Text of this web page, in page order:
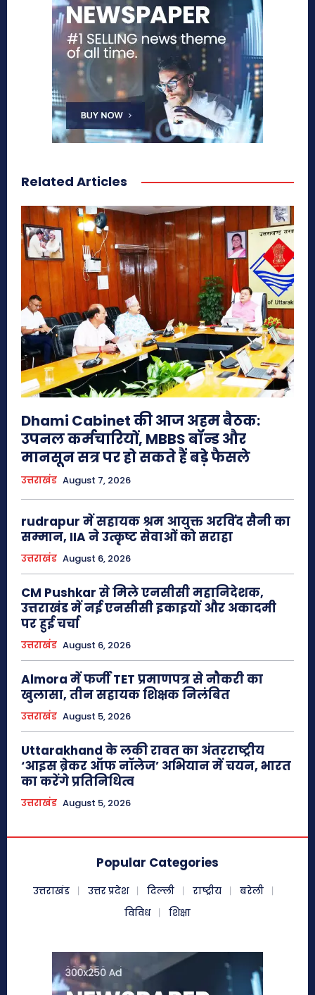
Related Articles
Dhami Cabinet की आज अहम बैठक:
उपनल कर्मचारियों, MBBS बॉन्ड और
मानसून सत्र पर हो सकते हैं बड़े फैसले
उत्तराखंड August 7, 2026
rudrapur में सहायक श्रम आयुक्त अरविंद सैनी का
सम्मान, IIA ने उत्कृष्ट सेवाओं को सराहा
उत्तराखंड August 6, 2026
CM Pushkar से मिले एनसीसी महानिदेशक,
उत्तराखंड में नई एनसीसी इकाइयों और अकादमी
पर हुई चर्चा
उत्तराखंड August 6, 2026
Almora में फर्जी TET प्रमाणपत्र से नौकरी का
खुलासा, तीन सहायक शिक्षक निलंबित
उत्तराखंड August 5, 2026
Uttarakhand के लकी रावत का अंतरराष्ट्रीय
‘आइस ब्रेकर ऑफ नॉलेज’ अभियान में चयन, भारत
का करेंगे प्रतिनिधित्व
उत्तराखंड August 5, 2026
Popular Categories
उत्तराखंड उत्तर प्रदेश दिल्ली राष्ट्रीय
बरेली
विविध
शिक्षा